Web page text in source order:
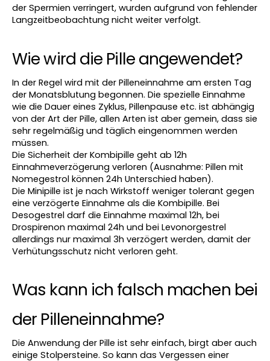
der Spermien verringert, wurden aufgrund von fehlender
Langzeitbeobachtung nicht weiter verfolgt.
Wie wird die Pille angewendet?
In der Regel wird mit der Pilleneinnahme am ersten Tag
der Monatsblutung begonnen. Die spezielle Einnahme
wie die Dauer eines Zyklus, Pillenpause etc. ist abhängig
von der Art der Pille, allen Arten ist aber gemein, dass sie
sehr regelmäßig und täglich eingenommen werden
müssen.
Die Sicherheit der Kombipille geht ab 12h
Einnahmeverzögerung verloren (Ausnahme: Pillen mit
Nomegestrol können 24h Unterschied haben).
Die Minipille ist je nach Wirkstoff weniger tolerant gegen
eine verzögerte Einnahme als die Kombipille. Bei
Desogestrel darf die Einnahme maximal 12h, bei
Drospirenon maximal 24h und bei Levonorgestrel
allerdings nur maximal 3h verzögert werden, damit der
Verhütungsschutz nicht verloren geht.
Was kann ich falsch machen bei
der Pilleneinnahme?
Die Anwendung der Pille ist sehr einfach, birgt aber auch
einige Stolpersteine. So kann das Vergessen einer